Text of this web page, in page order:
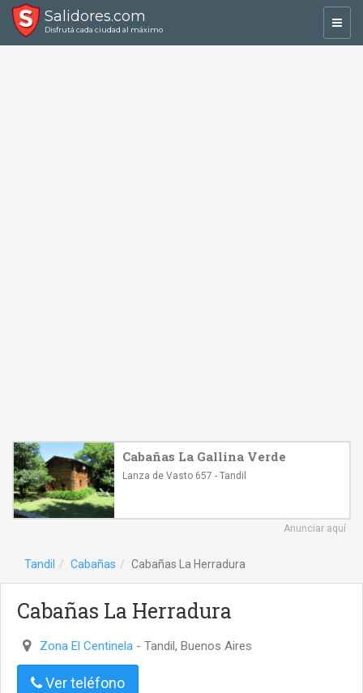
Salidores.com
Disfrutá cada ciudad al máximo
Cabañas La Gallina Verde
Lanza de Vasto 657 - Tandil
Anunciar aquí
Tandil Cabañas Cabañas La Herradura
Cabañas La Herradura
Zona El Centinela - Tandil, Buenos Aires
Ver teléfono